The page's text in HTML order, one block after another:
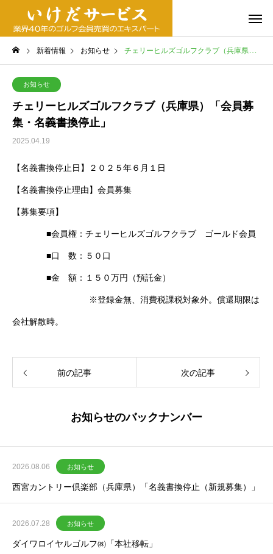
新着情報 お知らせ チェリーヒルズゴルフクラブ（兵庫県）「会員募集・名義書換停止」
お知らせ
チェリーヒルズゴルフクラブ（兵庫県）「会員募
集・名義書換停止」
2025.04.19
【名義書換停止日】２０２５年６月１日
【名義書換停止理由】会員募集
【募集要項】
■会員権：チェリーヒルズゴルフクラブ ゴールド会員
■口 数：５０口
■金 額：１５０万円（預託金）
※登録金無、消費税課税対象外。償還期限は
会社解散時。
前の記事 次の記事
お知らせのバックナンバー
2026.08.06 お知らせ
西宮カントリー倶楽部（兵庫県）「名義書換停止（新規募集）」
2026.07.28 お知らせ
ダイワロイヤルゴルフ㈱「本社移転」